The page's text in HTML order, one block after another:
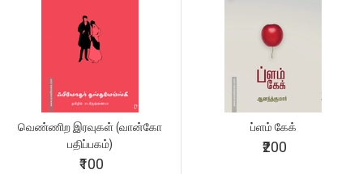
வெண்ணிற இரவுகள் (வான்கோ
பதிப்பகம்)
₹100
ப்ளம் கேக்
₹200